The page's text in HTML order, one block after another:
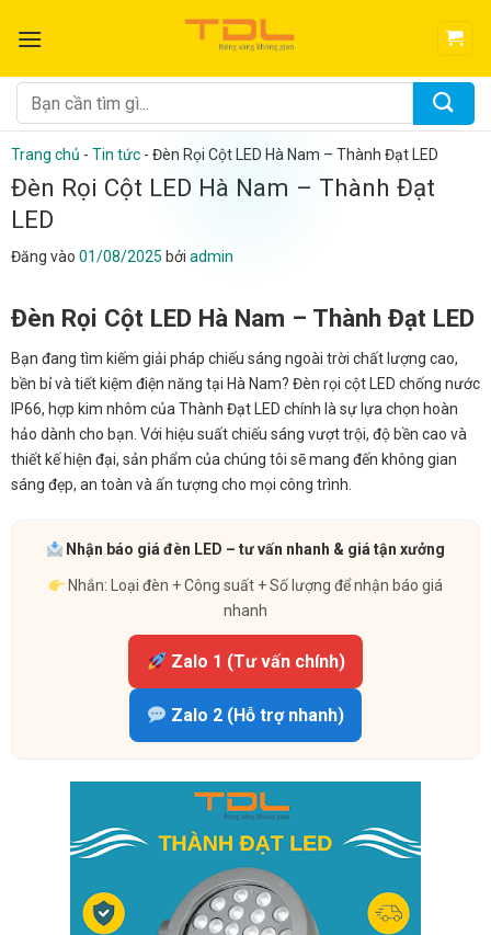
qua
dung
Tìm
kiếm:
Trang chủ - Tin tức - Đèn Rọi Cột LED Hà Nam – Thành Đạt LED
Đèn Rọi Cột LED Hà Nam – Thành Đạt
LED
Đăng vào 01/08/2025 bởi admin
Đèn Rọi Cột LED Hà Nam – Thành Đạt LED
Bạn đang tìm kiếm giải pháp chiếu sáng ngoài trời chất lượng cao,
bền bỉ và tiết kiệm điện năng tại Hà Nam? Đèn rọi cột LED chống nước
IP66, hợp kim nhôm của Thành Đạt LED chính là sự lựa chọn hoàn
hảo dành cho bạn. Với hiệu suất chiếu sáng vượt trội, độ bền cao và
thiết kế hiện đại, sản phẩm của chúng tôi sẽ mang đến không gian
sáng đẹp, an toàn và ấn tượng cho mọi công trình.
Nhận báo giá đèn LED – tư vấn nhanh & giá tận xưởng
Nhắn: Loại đèn + Công suất + Số lượng để nhận báo giá
nhanh
Zalo 1 (Tư vấn chính)
Zalo 2 (Hỗ trợ nhanh)